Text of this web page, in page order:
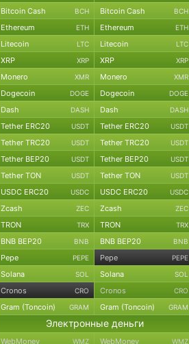
Bitcoin Cash BCH Bitcoin Cash BCH
Ethereum ETH Ethereum ETH
Litecoin LTC Litecoin LTC
XRP XRP XRP XRP
Monero XMR Monero XMR
Dogecoin DOGE Dogecoin DOGE
Dash DASH Dash DASH
Tether ERC20 USDT Tether ERC20 USDT
Tether TRC20 USDT Tether TRC20 USDT
Tether BEP20 USDT Tether BEP20 USDT
Tether TON USDT Tether TON USDT
USDC ERC20 USDC USDC ERC20 USDC
Zcash ZEC Zcash ZEC
TRON TRX TRON TRX
BNB BEP20 BNB BNB BEP20 BNB
Pepe PEPE Pepe PEPE
Solana SOL Solana SOL
Cronos CRO Cronos CRO
Gram (Toncoin) GRAM Gram (Toncoin) GRAM
Электронные деньги
WebMoney WMZ WebMoney WMZ